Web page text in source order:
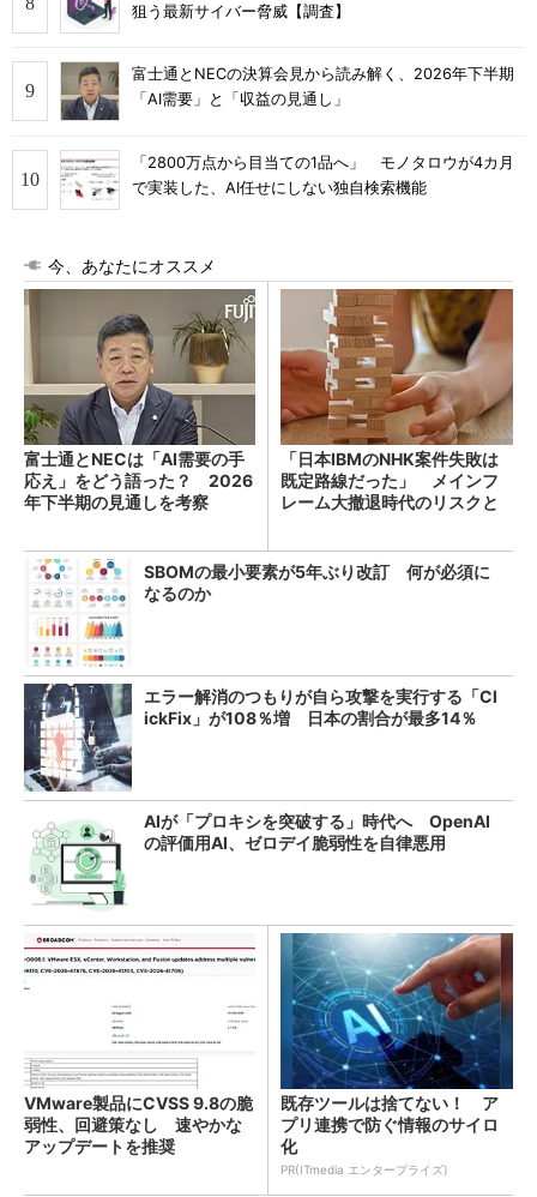
狙う最新サイバー脅威【調査】
富士通とNECの決算会見から読み解く、2026年下半期
「AI需要」と「収益の見通し」
「2800万点から目当ての1品へ」 モノタロウが4カ月
で実装した、AI任せにしない独自検索機能
今、あなたにオススメ
富士通とNECは「AI需要の手
応え」をどう語った？ 2026
年下半期の見通しを考察
「日本IBMのNHK案件失敗は
既定路線だった」 メインフ
レーム大撤退時代のリスクと
SBOMの最小要素が5年ぶり改訂 何が必須に
なるのか
エラー解消のつもりが自ら攻撃を実行する「Cl
ickFix」が108％増 日本の割合が最多14％
AIが「プロキシを突破する」時代へ OpenAI
の評価用AI、ゼロデイ脆弱性を自律悪用
VMware製品にCVSS 9.8の脆
弱性、回避策なし 速やかな
アップデートを推奨
既存ツールは捨てない！ ア
プリ連携で防ぐ情報のサイロ
化
PR(ITmedia エンタープライズ)